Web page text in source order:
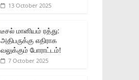
13 October 2025
டீசல் மானியம் ரத்து:
அதிபருக்கு எதிராக
வலுக்கும் போராட்டம்!
7 October 2025